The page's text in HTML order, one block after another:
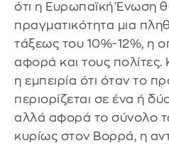
ότι η Ευρωπαϊκή Ένωση
πραγματικότητα μια
τάξεως του 10%-12%, η
αφορά και τους πολίτες.
η εμπειρία ότι όταν το
περιορίζεται σε ένα ή
αλλά αφορά το σύνολο
κυρίως στον Βορρά, η